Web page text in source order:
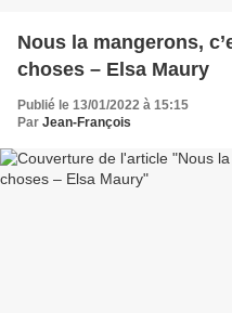
Nous la mangerons,
choses – Elsa Maury
Publié le 13/01/2022 à 15:15
Par Jean-François